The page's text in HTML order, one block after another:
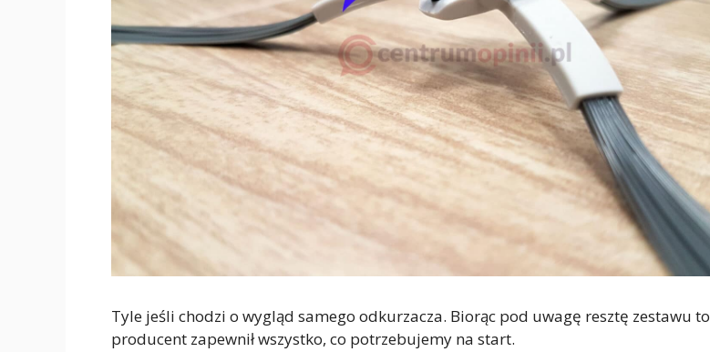
Tyle jeśli chodzi o wygląd samego odkurzacza. Biorąc pod uwagę resztę zestawu to
producent zapewnił wszystko, co potrzebujemy na start.